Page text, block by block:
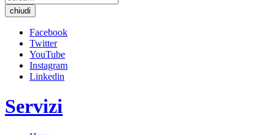
chiudi
Facebook
Twitter
YouTube
Instagram
Linkedin
Servizi